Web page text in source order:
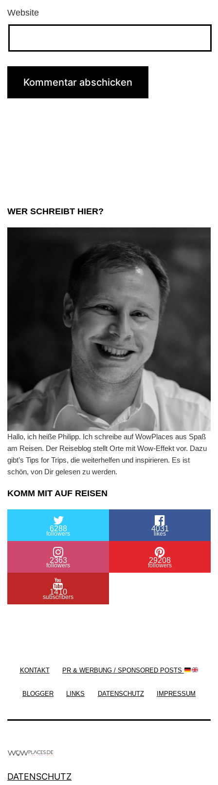
Website
WER SCHREIBT HIER?
Hallo, ich heiße Philipp. Ich schreibe auf WowPlaces aus Spaß
am Reisen. Der Reiseblog stellt Orte mit Wow-Effekt vor. Dazu
gibt’s Tips for Trips, die weiterhelfen und inspirieren. Es ist
schön, von Dir gelesen zu werden.
KOMM MIT AUF REISEN
6288
followers
4031
likes
2363
followers
29208
followers
1410
subscribers
KONTAKT PR & WERBUNG / SPONSORED POSTS
BLOGGER LINKS DATENSCHUTZ IMPRESSUM
DATENSCHUTZ